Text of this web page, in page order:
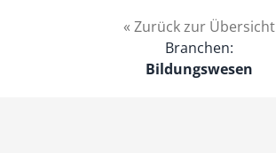
« Zurück zur Übersicht
Branchen:
Bildungswesen